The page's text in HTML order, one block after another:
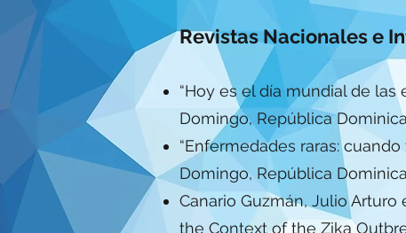
Revistas Nacionales e
“Hoy es el día mundial de las
Domingo, República
“Enfermedades raras:
Domingo, República
Canario Guzmán, Julio
the Context of the Zika